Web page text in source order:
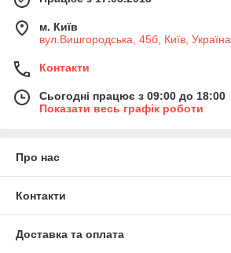
м. Київ
вул.Вишгородська, 45б, Київ, Україна
Контакти
Сьогодні працює з 09:00 до 18:00
Показати весь графік роботи
Про нас
Контакти
Доставка та оплата